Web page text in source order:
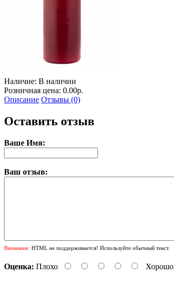
Наличие: В наличии
Розничная цена: 0.00р.
Описание Отзывы (0)
Оставить отзыв
Ваше Имя:
Ваш отзыв:
Внимание: HTML не поддерживается! Используйте обычный текст.
Оценка: Плохо Хорошо